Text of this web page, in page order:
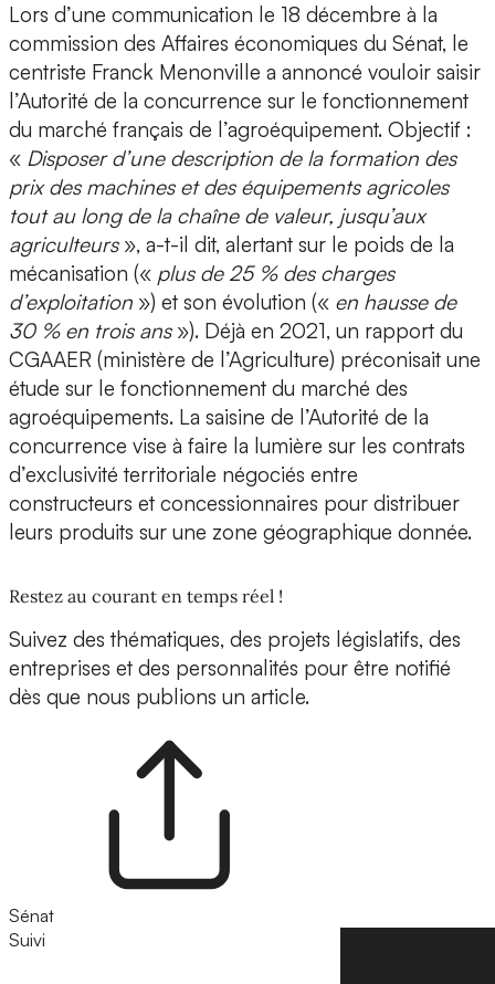
Lors d’une communication le 18 décembre à la
commission des Affaires économiques du Sénat, le
centriste Franck Menonville a annoncé vouloir saisir
l’Autorité de la concurrence sur le fonctionnement
du marché français de l’agroéquipement. Objectif :
« Disposer d’une description de la formation des
prix des machines et des équipements agricoles
tout au long de la chaîne de valeur, jusqu’aux
agriculteurs», a-t-il dit, alertant sur le poids de la
mécanisation (« plus de 25 % des charges
d’exploitation ») et son évolution (« en hausse de
30 % en trois ans»). Déjà en 2021, un rapport du
CGAAER (ministère de l’Agriculture) préconisait une
étude sur le fonctionnement du marché des
agroéquipements. La saisine de l’Autorité de la
concurrence vise à faire la lumière sur les contrats
d’exclusivité territoriale négociés entre
constructeurs et concessionnaires pour distribuer
leurs produits sur une zone géographique donnée.
Restez au courant en temps réel !
Suivez des thématiques, des projets législatifs, des
entreprises et des personnalités pour être notifié
dès que nous publions un article.
Sénat
Suivi